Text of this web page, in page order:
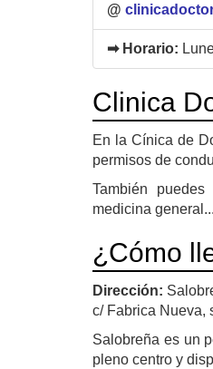
@
➡ Horario:
Clinica
En la Cínica de
permisos de
También
medicina
¿Cómo
Dirección:
c/ Fabrica Nueva,
Salobreña es un
pleno centro y